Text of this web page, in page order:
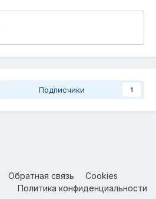
Подписчики 1
Обратная связь
Cookies
Политика конфиденциальности